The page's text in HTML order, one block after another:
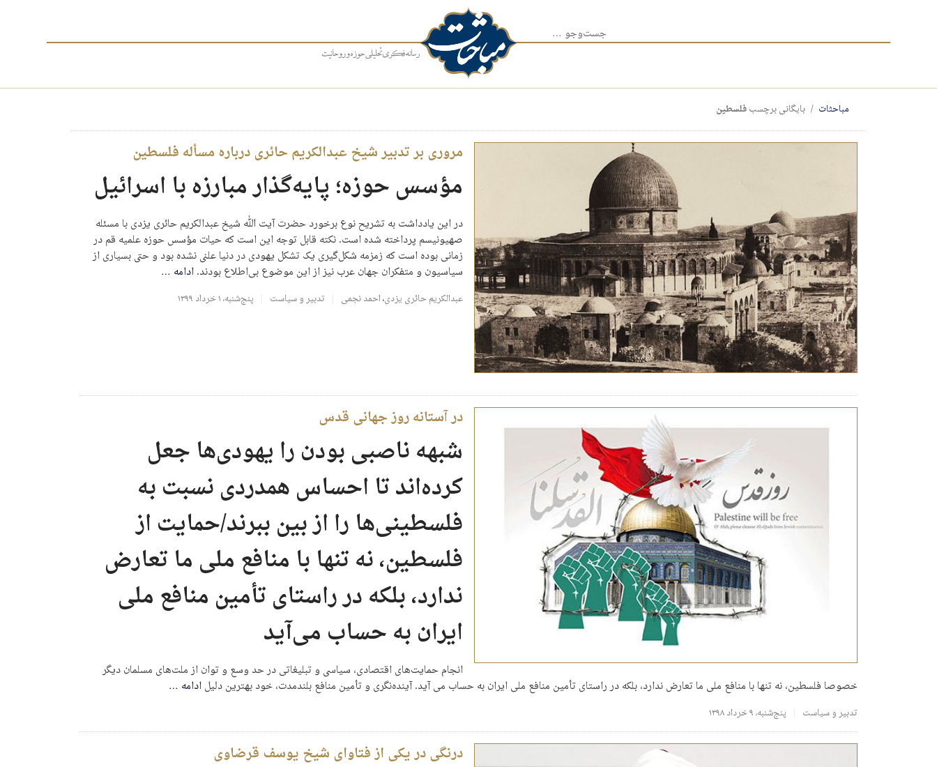
جست‌وجو برای:
مباحثات بایگانی برچسبفلسطین
مروری بر تدبیر شیخ عبدالکریم حائری درباره مسأله فلسطین
مؤسس حوزه؛ پایه‌گذار مبارزه با اسرائیل
در این یادداشت به تشریح نوع برخورد حضرت آیت الله شیخ عبدالکریم حائری یزدی با مسئله
صهیونیسم پرداخته شده است. نکته قابل توجه این است که حیات مؤسس حوزه علمیه قم در
زمانی بوده است که زمزمه شکل‌گیری یک تشکل یهودی در دنیا علنی نشده بود و حتی بسیاری از
سیاسیون و متفکران جهان عرب نیز از این موضوع بی‌اطلاع بودند.ادامه …
عبدالکریم حائری یزدی،احمد نجمی تدبیر و سیاست پنج‌شنبه، ۱ خرداد ۱۳۹۹
در آستانه روز جهانی قدس
شبهه ناصبی بودن را یهودی‌ها جعل
کرده‌اند تا احساس همدردی نسبت به
فلسطینی‌ها را از بین ببرند/حمایت‌ از
فلسطین، نه تنها با منافع ملی ما تعارض
ندارد، بلکه در راستای تأمین منافع ملی
ایران به حساب می‌آید
انجام حمایت‌هاى اقتصادى، سیاسى و تبلیغاتى در حد وسع و توان از ملت‌هاى مسلمان دیگر
خصوصا فلسطین، نه تنها با منافع ملى ما تعارض ندارد، بلکه در راستاى تأمین منافع ملى ایران به حساب مى آید. آینده‌نگرى و تأمین منافع بلندمدت، خود بهترین دلیلادامه …
تدبیر و سیاست پنج‌شنبه، ۹ خرداد ۱۳۹۸
درنگی در یکی از فتاوای شیخ یوسف قرضاوی